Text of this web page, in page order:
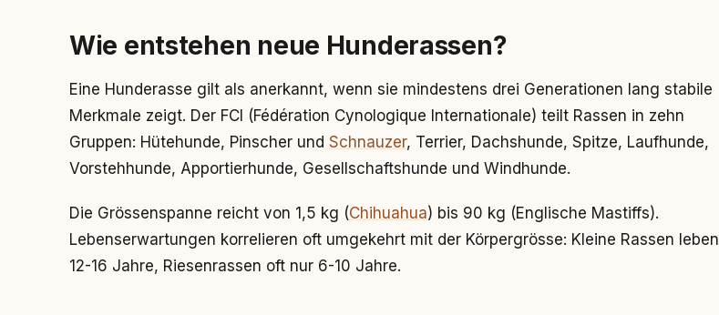
Wie entstehen neue Hunderassen?
Eine Hunderasse gilt als anerkannt, wenn sie mindestens drei Generationen lang stabile
Merkmale zeigt. Der FCI (Fédération Cynologique Internationale) teilt Rassen in zehn
Gruppen: Hütehunde, Pinscher und Schnauzer, Terrier, Dachshunde, Spitze, Laufhunde,
Vorstehhunde, Apportierhunde, Gesellschaftshunde und Windhunde.
Die Grössenspanne reicht von 1,5 kg (Chihuahua) bis 90 kg (Englische Mastiffs).
Lebenserwartungen korrelieren oft umgekehrt mit der Körpergrösse: Kleine Rassen leben
12-16 Jahre, Riesenrassen oft nur 6-10 Jahre.